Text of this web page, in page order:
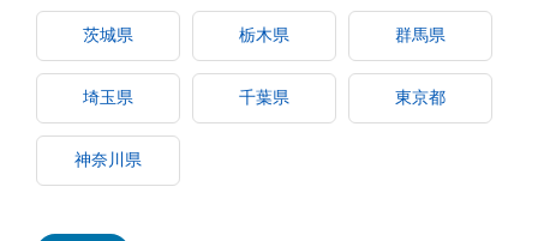
茨城県 栃木県 群馬県
埼玉県 千葉県 東京都
神奈川県